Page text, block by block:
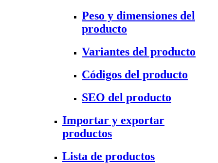
Peso y dimensiones del
producto
Variantes del producto
Códigos del producto
SEO del producto
Importar y exportar
productos
Lista de productos